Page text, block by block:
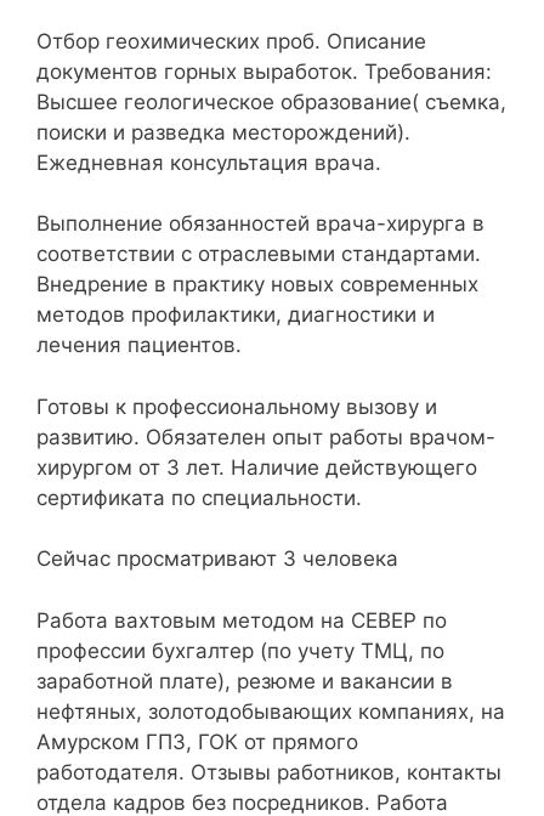
Отбор геохимических проб. Описание
документов горных выработок. Требования:
Высшее геологическое образование( съемка,
поиски и разведка месторождений).
Ежедневная консультация врача.
Выполнение обязанностей врача-хирурга в
соответствии с отраслевыми стандартами.
Внедрение в практику новых современных
методов профилактики, диагностики и
лечения пациентов.
Готовы к профессиональному вызову и
развитию. Обязателен опыт работы врачом-
хирургом от 3 лет. Наличие действующего
сертификата по специальности.
Сейчас просматривают 3 человека
Работа вахтовым методом на СЕВЕР по
профессии бухгалтер (по учету ТМЦ, по
заработной плате), резюме и вакансии в
нефтяных, золотодобывающих компаниях, на
Амурском ГПЗ, ГОК от прямого
работодателя. Отзывы работников, контакты
отдела кадров без посредников. Работа